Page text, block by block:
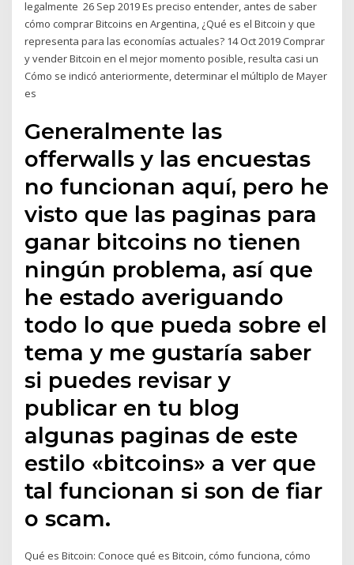
legalmente 26 Sep 2019 Es preciso entender, antes de saber
cómo comprar Bitcoins en Argentina, ¿Qué es el Bitcoin y que
representa para las economías actuales? 14 Oct 2019 Comprar
y vender Bitcoin en el mejor momento posible, resulta casi un
Cómo se indicó anteriormente, determinar el múltiplo de Mayer
es
Generalmente las
offerwalls y las encuestas
no funcionan aquí, pero he
visto que las paginas para
ganar bitcoins no tienen
ningún problema, así que
he estado averiguando
todo lo que pueda sobre el
tema y me gustaría saber
si puedes revisar y
publicar en tu blog
algunas paginas de este
estilo «bitcoins» a ver que
tal funcionan si son de fiar
o scam.
Qué es Bitcoin: Conoce qué es Bitcoin, cómo funciona, cómo